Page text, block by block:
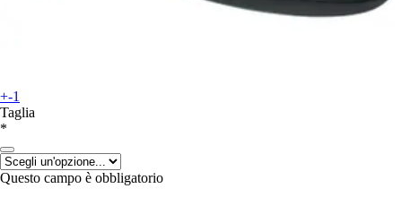
+-1
Taglia
*
Questo campo è obbligatorio